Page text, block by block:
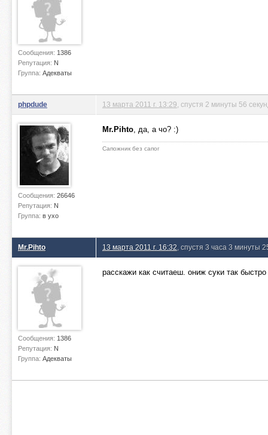
Сообщения: 1386
Репутация: N
Группа: Адекваты
phpdude
Сообщения: 26646
Репутация: N
Группа: в ухо
13 марта 2011 г. 13:29 , спустя 2 минуты 56
Mr.Pihto, да, а чо? :)
Сапожник без сапог
Mr.Pihto
Сообщения: 1386
Репутация: N
Группа: Адекваты
13 марта 2011 г. 16:32 , спустя 3 часа 3 минуты
расскажи как считаеш. ониж суки так быстро